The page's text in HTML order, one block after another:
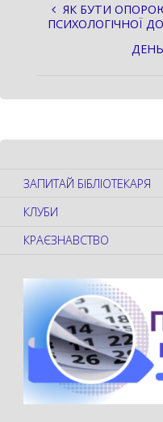
ЯК БУТИ
ПСИХОЛОГІЧНОЇ
ЗАПИТАЙ БІБЛІОТЕКАРЯ
КЛУБИ
КРАЄЗНАВСТВО